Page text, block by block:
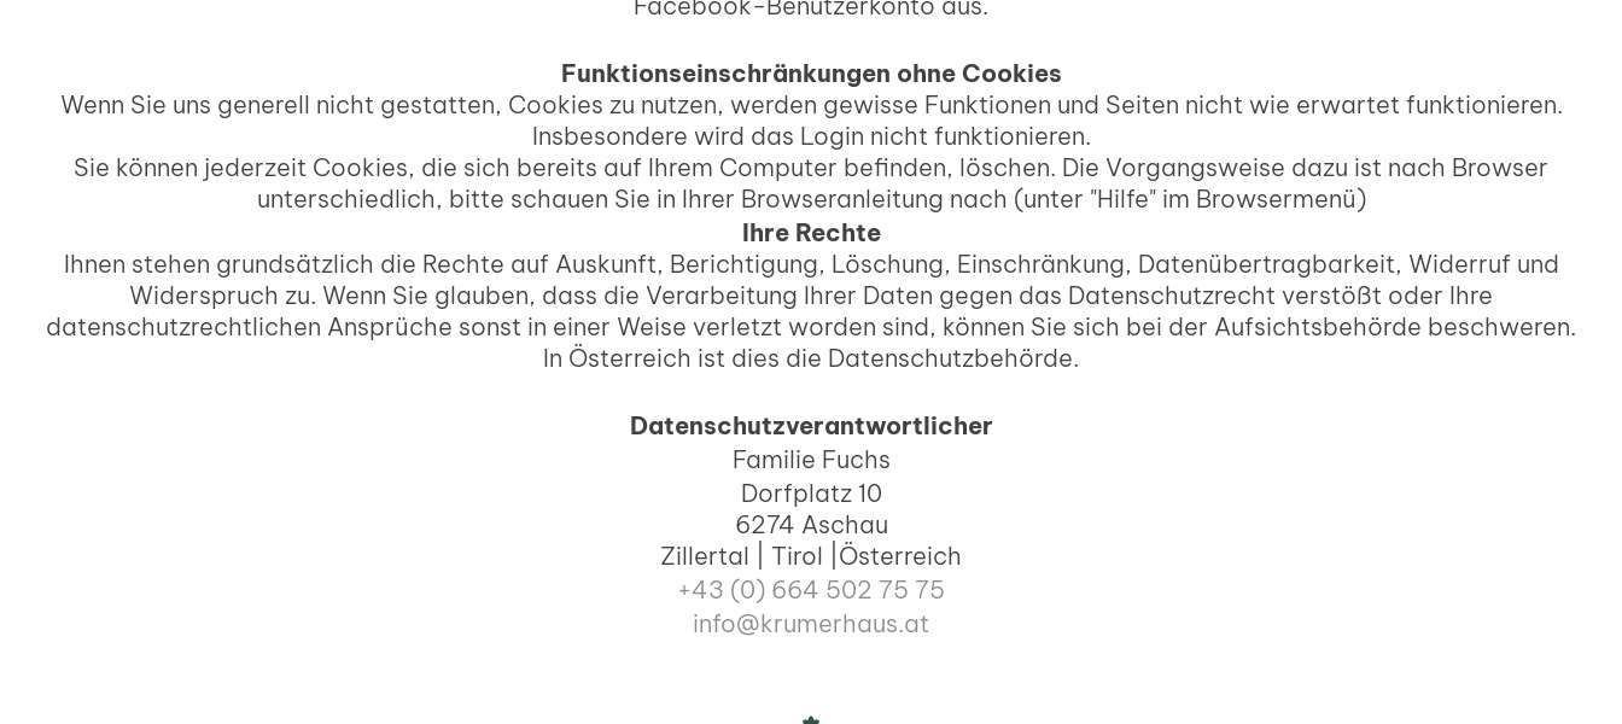
Funktionseinschränkungen ohne Cookies
Wenn Sie uns generell nicht gestatten, Cookies zu nutzen, werden gewisse Funktionen und Seiten nicht wie erwartet funktionieren.
Insbesondere wird das Login nicht funktionieren.
Sie können jederzeit Cookies, die sich bereits auf Ihrem Computer befinden, löschen. Die Vorgangsweise dazu ist nach Browser
unterschiedlich, bitte schauen Sie in Ihrer Browseranleitung nach (unter "Hilfe" im Browsermenü)
Ihre Rechte
Ihnen stehen grundsätzlich die Rechte auf Auskunft, Berichtigung, Löschung, Einschränkung, Datenübertragbarkeit, Widerruf und
Widerspruch zu. Wenn Sie glauben, dass die Verarbeitung Ihrer Daten gegen das Datenschutzrecht verstößt oder Ihre
datenschutzrechtlichen Ansprüche sonst in einer Weise verletzt worden sind, können Sie sich bei der Aufsichtsbehörde beschweren.
In Österreich ist dies die Datenschutzbehörde.
Datenschutzverantwortlicher
Familie Fuchs
Dorfplatz 10
6274 Aschau
Zillertal | Tirol |Österreich
+43 (0) 664 502 75 75
info@krumerhaus.at